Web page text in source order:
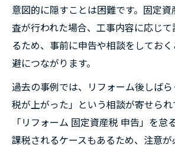
意図的に隠すことは困難です。固定
査が行われた場合、工事内容に応じ
るため、事前に申告や相談をしてお
避につながります。
過去の事例では、リフォーム後しば
税が上がった」という相談が寄せら
「リフォーム 固定資産税 申告」を怠
課税されるケースもあるため、注意が